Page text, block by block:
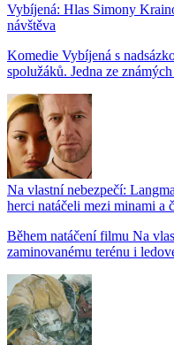
Vybíjená: Hlas Simony
návštěva
Komedie Vybíjená s
spolužáků. Jedna ze
Na vlastní nebezpečí:
herci natáčeli mezi minami a
Během natáčení filmu Na
zaminovanému terénu i